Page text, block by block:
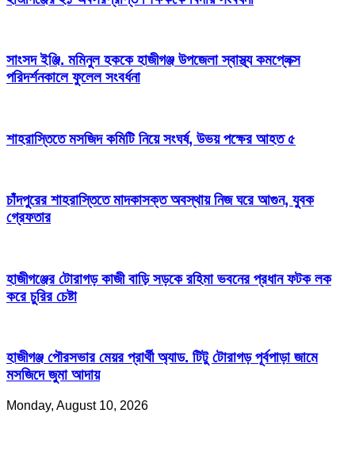
সাংসদ ইঞ্জি. মমিনুল হককে হাজীগঞ্জ উপজেলা স্বাস্থ্য কমপ্লেক্স
পরিদর্শনকালে ফুলেল সংবর্ধনা
শাহরাস্তিতে মসজিদ কমিটি নিয়ে সংঘর্ষ, উভয় পক্ষের আহত ৫
চাঁদপুরের শাহরাস্তিতে মাদকাসক্ত অবস্থায় নিজ ঘরে আগুন, যুবক
গ্রেফতার
হাজীগঞ্জের টোরাগড় কাজী বাড়ি সড়কে রহিমা ভবনের প্রধান ফটক লক
করে চুরির চেষ্টা
হাজীগঞ্জ পৌরসভার মেয়র প্রার্থী অ্যাড. টিটু টোরাগড় পূর্বপাড়া জামে
মসজিদে জুমা আদায়
Monday, August 10, 2026